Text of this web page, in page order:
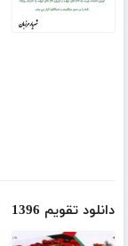
دانلود تقویم 1396